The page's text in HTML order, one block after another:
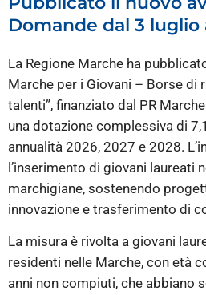
Domande dal 3 luglio
La Regione Marche ha
Marche per i Giovani – Borse di
talenti”, finanziato dal PR
una dotazione complessiva di
annualità 2026, 2027 e 2028.
l’inserimento di giovani laureati
marchigiane, sostenendo
innovazione e trasferimento di
La misura è rivolta a giovani
residenti nelle Marche, con età
anni non compiuti, che abbiano